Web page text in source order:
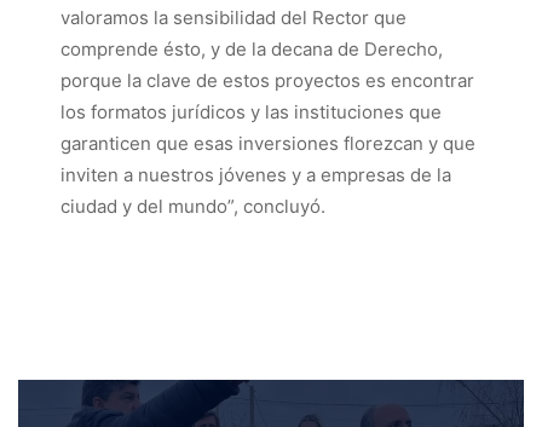
valoramos la sensibilidad del Rector que
comprende ésto, y de la decana de Derecho,
porque la clave de estos proyectos es encontrar
los formatos jurídicos y las instituciones que
garanticen que esas inversiones florezcan y que
inviten a nuestros jóvenes y a empresas de la
ciudad y del mundo”, concluyó.